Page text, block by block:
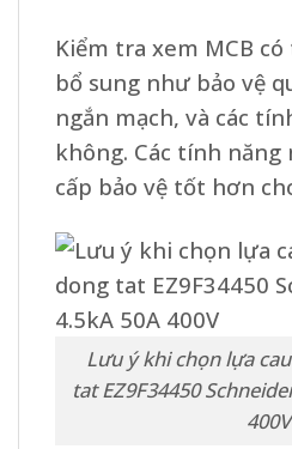
Kiểm tra xem MCB
bổ sung như bảo vệ
ngắn mạch, và các
không. Các tính năng
cấp bảo vệ tốt hơn
Lưu ý khi chọn lựa
tat EZ9F34450
400V